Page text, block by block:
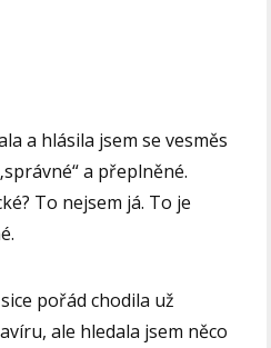
a hlásila jsem se vesměs
a přeplněné.
To nejsem já. To je
pořád chodila už
ale hledala jsem něco